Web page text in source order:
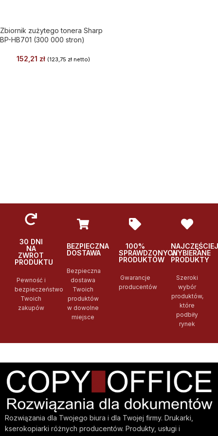
Zbiornik zużytego tonera Sharp
BP-HB701 (300 000 stron)
152,21 zł (123,75 zł netto)
30 DNI
NA
ZWROT
PRODUKTU
Pewność i
bezpieczeństwo
Twoich
zakupów
BEZPIECZNA
DOSTAWA
Bezpieczna
dostawa
Twoich
produktów
w dowolne
miejsce
100%
SPRAWDZONYCH
PRODUKTÓW
Gwarancje
producentów
NAJCZĘŚCIEJ
WYBIERANE
PRODUKTY
Szeroki
wybór
produktów,
które
podbiły
rynek
Rozwiązania dla Twojego biura i dla Twojej firmy. Drukarki,
kserokopiarki różnych producentów. Produkty, usługi i